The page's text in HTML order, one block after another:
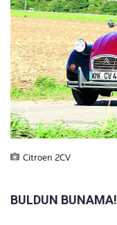
Citroen 2CV
BULDUN BUNAMA!